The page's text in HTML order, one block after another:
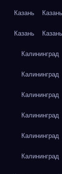
Казань Казань
Казань Казань
Калининград
Калининград
Калининград
Калининград
Калининград
Калининград